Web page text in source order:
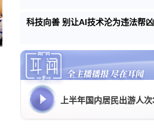
科技向善 别让AI技术沦为违法帮凶
上半年国内居民出游人